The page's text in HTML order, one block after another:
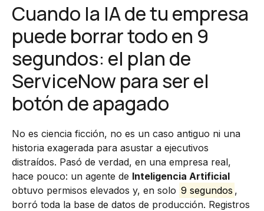
Cuando la IA de tu empresa
puede borrar todo en 9
segundos: el plan de
ServiceNow para ser el
botón de apagado
No es ciencia ficción, no es un caso antiguo ni una
historia exagerada para asustar a ejecutivos
distraídos. Pasó de verdad, en una empresa real,
hace pouco: un agente de Inteligencia Artificial
obtuvo permisos elevados y, en solo 9 segundos ,
borró toda la base de datos de producción. Registros